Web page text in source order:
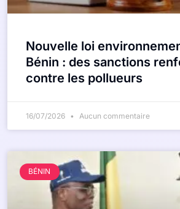
Nouvelle loi
Bénin : des sanctions
contre les pollueurs
16/07/2026 Aucun commentaire
BÉNIN